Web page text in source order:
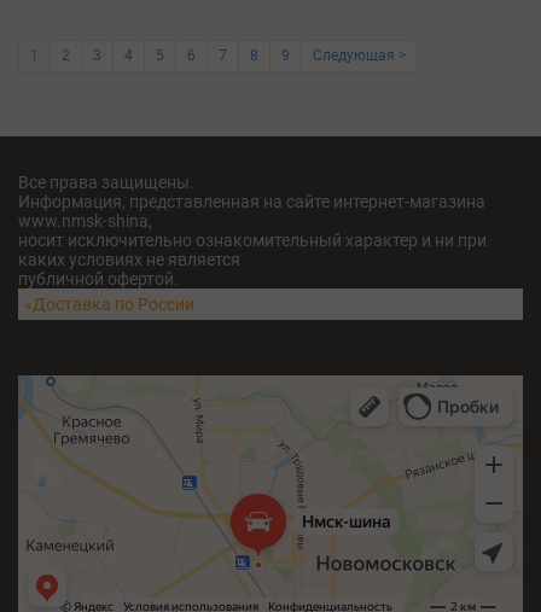
1 2 3 4 5 6 7 8 9 Следующая >
Все права защищены.
Информация, представленная на сайте интернет-магазина
www.nmsk-shina,
носит исключительно ознакомительный характер и ни при
каких условиях не является
публичной офертой.
«Доставка по России